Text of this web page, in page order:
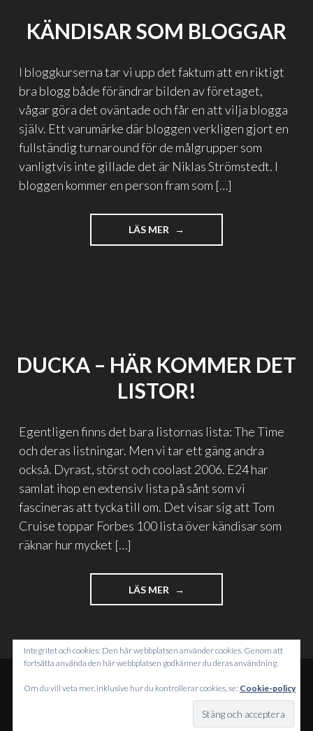
KÄNDISAR SOM BLOGGAR
I bloggkurserna tar vi upp det faktum att en riktigt
bra blogg både förändrar bilden av företaget,
vågar göra det oväntade och får en att vilja blogga
själv. Ett varumärke där bloggen verkligen gjort en
fullständig turnaround för de målgrupper som
vanligtvis inte gillade det är Niklas Strömstedt. I
bloggen kommer en person fram som […]
LÄS MER "KÄNDISAR
SOM
DUCKA – HÄR KOMMER DET
LISTOR!
Egentligen finns det bara listornas lista: The Time
och deras listningar. Men vi tar ett gäng andra
också. Dyrast, störst och coolast 2006. E24 har
samlat ihop en extensiv lista på sånt som vi
fascineras att tycka till om. Det visar sig att Tom
Cruise toppar Forbes 100 lista över kändisar som
räknar hur mycket […]
LÄS MER
"DUCKA
–
DET
LISTOR!"
WORDPRESS.COM.
Integritet och cookies: Den här webbplatsen använder cookies. Genom att
fortsätta använda den här webbplatsen godkänner du deras användning.
Om du vill veta mer, inklusive hur du kontrollerar cookies, se: Cookie-policy